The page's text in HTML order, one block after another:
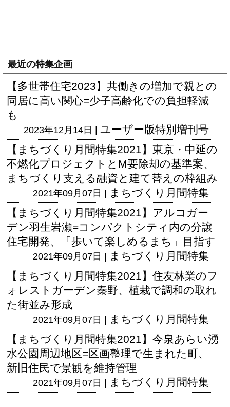
最近の特集企画
【多世帯住宅2023】共働きの増加で親との
同居に高い関心=少子高齢化での負担軽減
も
2023年12月14日 | ユーザー版特別増刊号
【まちづくり月間特集2021】東京・中延の
不燃化プロジェクトとM要除却の基準案、
まちづくり支える融資と建て替えの枠組み
2021年09月07日 | まちづくり月間特集
【まちづくり月間特集2021】アルコガー
デン羽生岩瀬=コンパクトシティ内の分譲
住宅開発、「歩いて楽しめるまち」目指す
2021年09月07日 | まちづくり月間特集
【まちづくり月間特集2021】住友林業のフ
ォレストガーデン秦野、植栽で調和の取れ
た街並み形成
2021年09月07日 | まちづくり月間特集
【まちづくり月間特集2021】今泉あらい湧
水公園周辺地区=区画整理で生まれた町、
新旧住民で景観を維持管理
2021年09月07日 | まちづくり月間特集